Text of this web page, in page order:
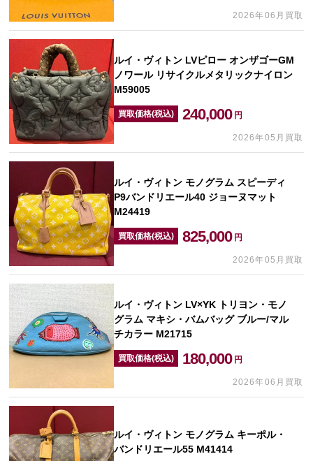
2026年06月買取
ルイ・ヴィトン LVピロー オンザゴーGM
ノワール リサイクルメタリックナイロン
M59005
買取価格(税込) 240,000 円
2026年05月買取
ルイ・ヴィトン モノグラム スピーディ
P9バンドリエール40 ジョーヌマット
M24419
買取価格(税込) 825,000 円
2026年05月買取
ルイ・ヴィトン LV×YK トリヨン・モノ
グラム マキシ・バムバッグ ブルー/マル
チカラー M21715
買取価格(税込) 180,000 円
2026年06月買取
ルイ・ヴィトン モノグラム キーポル・
バンドリエール55 M41414